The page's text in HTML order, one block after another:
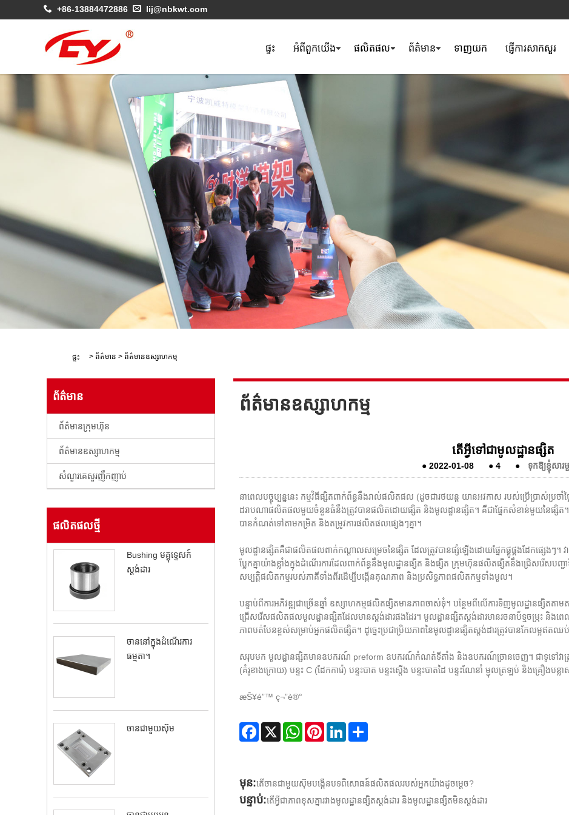
+86-13884472886 lij@nbkwt.com
ផ្ទះ អំពី​ពួក​យើង ផលិតផល ព័ត៌មាន ទាញយក ផ្ញើការសាកសួរ
ផ្ទះ > ព័ត៌មាន > ព័ត៌មានឧស្សាហកម្ម
ព័ត៌មាន
ព័ត៌មានក្រុមហ៊ុន
ព័ត៌មានឧស្សាហកម្ម
សំណួរគេសួរញឹកញាប់
ផលិតផល​ថ្មី
Bushing មគ្គុទ្ទេសក៍
ស្តង់ដារ
ចាននៅក្នុងដំណើរការ
ធម្មតា។
ចានជាមួយស៊ុម
ព័ត៌មានឧស្សាហកម្ម
តើអ្វីទៅជាមូលដ្ឋានផ្សិត
●2022-01-08 ●4 ● ទុកឱ្យខ្ញុំសា
នាពេលបច្ចុប្បន្ននេះ កម្មវិធីផ្សិតពាក់ព័ន្ធនឹងរាល់ផលិតផល (ដូចជារថយន្ត យានអវកាស របស់ប្រើប្រាស់ប្
ដរាបណាផលិតផលមួយចំនួនធំនឹងត្រូវបានផលិតដោយផ្សិត និងមូលដ្ឋានផ្សិត។ គឺជាផ្នែកសំខាន់មួយនៃផ្សិត។ នា
បានកំណត់ទៅតាមកម្រិត និងតម្រូវការផលិតផលផ្សេងៗគ្នា។
មូលដ្ឋានផ្សិតគឺជាផលិតផលពាក់កណ្តាលសម្រេចនៃផ្សិត ដែលត្រូវបានផ្សំឡើងដោយផ្នែកផ្គូផ្គងដែកផ្សេងៗ
ប្លែកគ្នាយ៉ាងខ្លាំងក្នុងដំណើរការដែលពាក់ព័ន្ធនឹងមូលដ្ឋានផ្សិត និងផ្សិត ក្រុមហ៊ុនផលិតផ្សិតនឹងជ្រើសរើ
សម្បត្តិផលិតកម្មរបស់ភាគីទាំងពីរដើម្បីបង្កើនគុណភាព និងប្រសិទ្ធភាពផលិតកម្មទាំងមូល។
បន្ទាប់​ពី​ការ​អភិវឌ្ឍ​ជាច្រើន​ឆ្នាំ ឧស្សាហកម្ម​ផលិត​ផ្សិត​មាន​ភាព​ចាស់​ទុំ។ បន្ថែមពីលើការទិញមូលដ្ឋានផ្សិតត
ជ្រើសរើសផលិតផលមូលដ្ឋានផ្សិតដែលមានស្តង់ដារផងដែរ។ មូលដ្ឋានផ្សិតស្ដង់ដារមានរចនាប័ទ្មចម្រុះ និង
ភាពបត់បែនខ្ពស់សម្រាប់អ្នកផលិតផ្សិត។ ដូច្នេះប្រជាប្រិយភាពនៃមូលដ្ឋានផ្សិតស្តង់ដារត្រូវបានកែលម្អឥត
សរុបមក មូលដ្ឋានផ្សិតមានឧបករណ៍ preform ឧបករណ៍កំណត់ទីតាំង និងឧបករណ៍ច្រានចេញ។ ជាទូទៅវាត្រូវបា
(គំរូខាងក្រោយ) បន្ទះ C (ដែកការ៉េ) បន្ទះបាត បន្ទះស្តើង បន្ទះបាតដៃ បន្ទះណែនាំ ម្ជុលត្រឡប់ និងគ្រឿងបន្ល
æŠ¥é”™ ç¬”è®°
Facebook
X WhatsAppPinterestLinkedInShare
មុន:តើចានជាមួយស៊ុមបង្កើនបទពិសោធន៍ផលិតផលរបស់អ្នកយ៉ាងដូចម្តេច?
បន្ទាប់:តើអ្វីជាភាពខុសគ្នារវាងមូលដ្ឋានផ្សិតស្តង់ដារ និងមូលដ្ឋានផ្សិតមិនស្តង់ដារ